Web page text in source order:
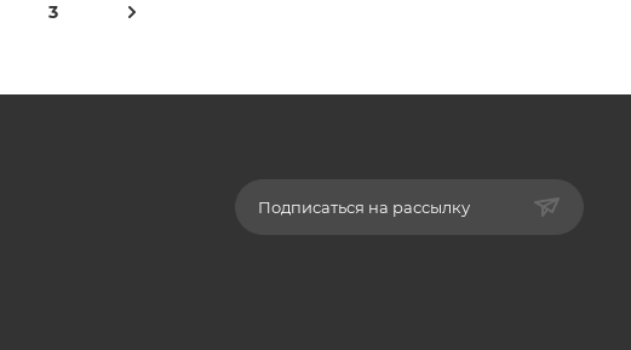
3
Подписаться на рассылку